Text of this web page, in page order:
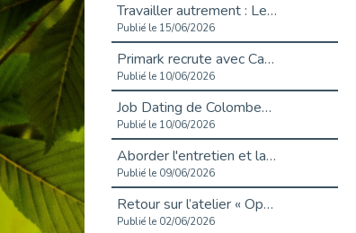
Travailler autrement : Le défi de l'intégration des maladies chroniques en entreprise
Publié le 15/06/2026
Primark recrute avec Cap Emploi 92, une matinée couronnée de succès !
Publié le 10/06/2026
Job Dating de Colombes – Emploi et Insertion
Publié le 10/06/2026
Aborder l'entretien et la situation de handicap en toute confiance
Publié le 09/06/2026
Retour sur l’atelier « Optimiser sa recherche d’emploi »
Publié le 02/06/2026